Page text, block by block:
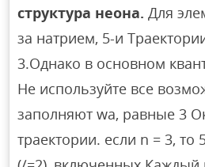
структура неона. Для
за натрием, 5-и
3.Однако в основном
Не используйте все
заполняют wa, равные 3
траектории. если n = 3, то